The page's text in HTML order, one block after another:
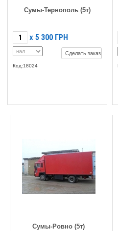
Сумы-Тернополь (5т)
X 5 300 ГРН
Сделать заказ
Код:18024
Сумы-Ровно (5т)